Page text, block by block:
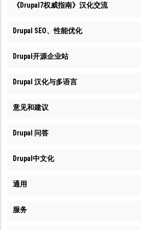
《Drupal7权威指南》汉化交流
Drupal SEO、性能优化
Drupal开源企业站
Drupal 汉化与多语言
意见和建议
Drupal 问答
Drupal中文化
通用
服务